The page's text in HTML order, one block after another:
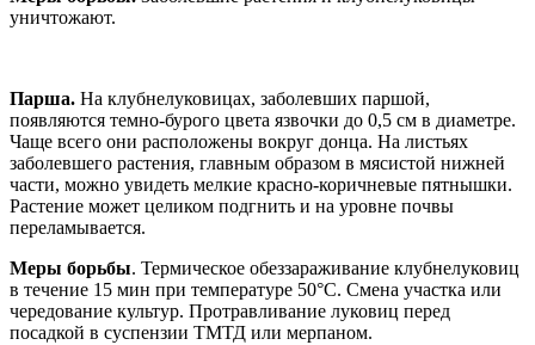
уничтожают.
Парша. На клубнелуковицах, заболевших паршой,
появляются темно-бурого цвета язвочки до 0,5 см в диаметре.
Чаще всего они расположены вокруг донца. На листьях
заболевшего растения, главным образом в мясистой нижней
части, можно увидеть мелкие красно-коричневые пятнышки.
Растение может целиком подгнить и на уровне почвы
переламывается.
Меры борьбы. Термическое обеззараживание клубнелуковиц
в течение 15 мин при температуре 50°С. Смена участка или
чередование культур. Протравливание луковиц перед
посадкой в суспензии ТМТД или мерпаном.